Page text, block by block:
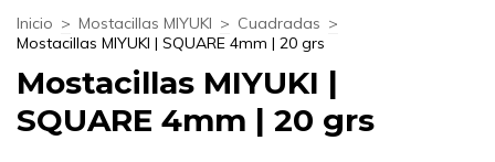
Inicio > Mostacillas MIYUKI > Cuadradas >
Mostacillas MIYUKI | SQUARE 4mm | 20 grs
Mostacillas MIYUKI |
SQUARE 4mm | 20 grs